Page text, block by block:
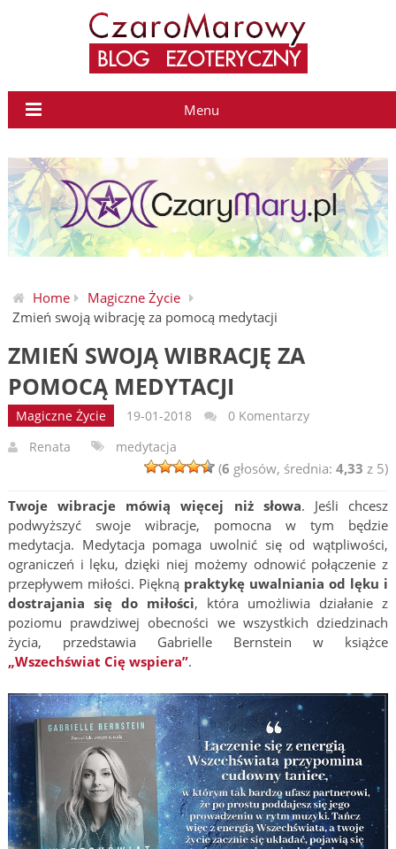
Menu
Home
Magiczne Życie
Zmień swoją wibrację za pomocą medytacji
ZMIEŃ SWOJĄ WIBRACJĘ ZA
POMOCĄ MEDYTACJI
Magiczne Życie 19-01-2018
0 Komentarzy
Renata
medytacja
(6 głosów, średnia:4,33 z 5)
Twoje wibracje mówią więcej niż słowa. Jeśli chcesz
podwyższyć swoje wibracje, pomocna w tym będzie
medytacja. Medytacja pomaga uwolnić się od wątpliwości,
ograniczeń i lęku, dzięki niej możemy odnowić połączenie z
przepływem miłości. Piękną praktykę uwalniania od lęku i
dostrajania się do miłości, która umożliwia działanie z
poziomu prawdziwej obecności we wszystkich dziedzinach
życia, przedstawia Gabrielle Bernstein w książce
„Wszechświat Cię wspiera”.